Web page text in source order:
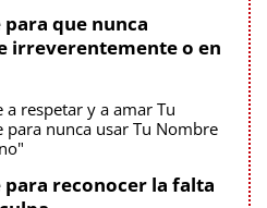
que nunca
irreverentemente o en
a respetar y a amar Tu
nunca usar Tu Nombre
para reconocer la falta